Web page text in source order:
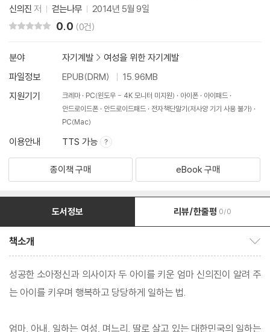
신의진 저 걷는나무 2014년 5월 9일
0.0 (0건)
분야 자기계발 > 여성을 위한 자기계발
파일정보
EPUB(DRM)
15.96MB
지원기기
크레마 PC(윈도우 - 4K 모니터 미지원) 아이폰
아이패드
안드로이드폰
안드로이드패드
전자책단말기(저사양 기기 사용 불가)
PC(Mac)
이용안내 TTS 가능
종이책 구매 eBook 구매
도서정보 리뷰/한줄평 0/0
책소개
성공한 소아정신과 의사이자 두 아이를 키운 엄마 신의진이 알려 주
는 아이를 키우며 행복하고 당당하게 일하는 법.
엄마, 아내, 일하는 여성, 며느리, 딸로 살고 있는 대한민국의 일하는